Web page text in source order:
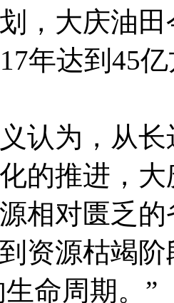
大庆油田
年达到45
为，从长
的推进，
相对匮乏
资源枯竭
命周期。”